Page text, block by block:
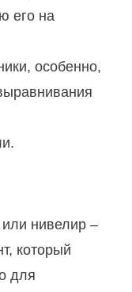
его на
особенно,
нивелир –
который
для